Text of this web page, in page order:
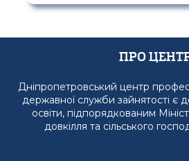
Про
Дніпропетровський центр
державної служби зайнятості є
освіти, підпорядкованим
довкілля та сільського